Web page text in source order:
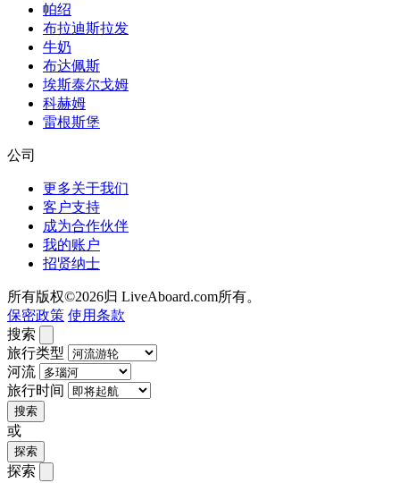
帕绍
布拉迪斯拉发
牛奶
布达佩斯
埃斯泰尔戈姆
科赫姆
雷根斯堡
公司
更多关于我们
客户支持
成为合作伙伴
我的账户
招贤纳士
所有版权©2026归 LiveAboard.com所有。
保密政策 使用条款
搜索
旅行类型
河流
旅行时间
搜索
或
探索
探索